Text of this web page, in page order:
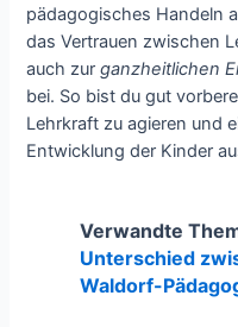
pädagogisches Handeln
das Vertrauen zwischen
auch zurganzheitlichen
bei. So bist du gut
Lehrkraft zu agieren und
Entwicklung der Kinder
Verwandte
Unterschied
Waldorf-